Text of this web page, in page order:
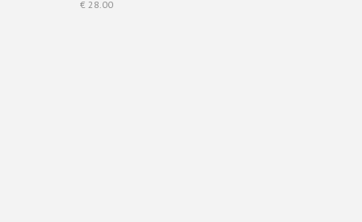
€ 28.00